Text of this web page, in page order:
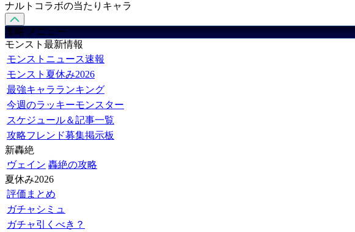
ナルトコラボの当たりキャラ
攻略 メニュー
モンスト最新情報
モンストニュース速報
モンスト夏休み2026
最強キャラランキング
今週のラッキーモンスター
スケジュール＆記事一覧
攻略フレンド募集掲示板
新轟絶
ヴェイン 轟絶の攻略
夏休み2026
評価まとめ
ガチャシミュ
ガチャ引くべき？